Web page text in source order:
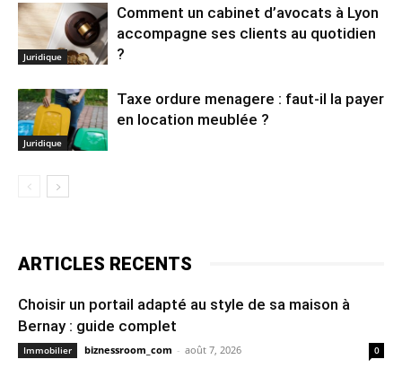
Juridique
Comment un cabinet d’avocats à Lyon
accompagne ses clients au quotidien
?
Juridique
Taxe ordure menagere : faut-il la payer
en location meublée ?
ARTICLES RECENTS
Choisir un portail adapté au style de sa maison à
Bernay : guide complet
Immobilier biznessroom_com - août 7, 2026 0